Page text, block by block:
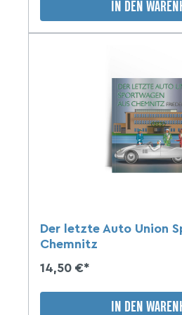
IN DEN
Der letzte Auto Union
Chemnitz
14,50 €*
IN DEN